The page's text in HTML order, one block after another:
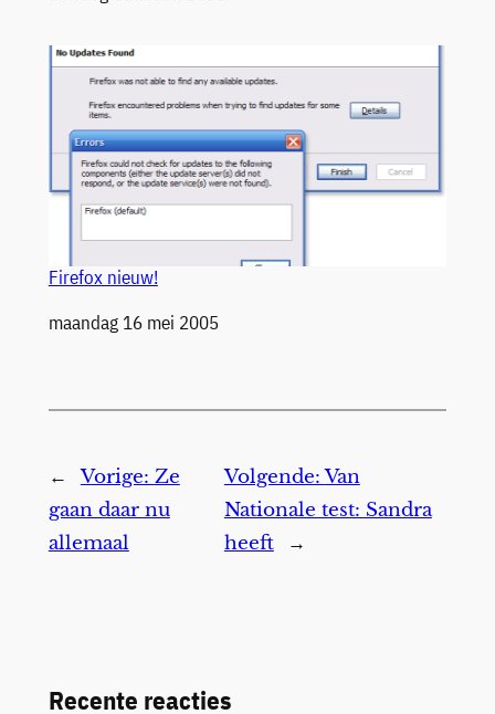
Firefox nieuw!
Datum
maandag 16 mei 2005
← Vorige: Ze
gaan daar nu
allemaal
Volgende:Van
Nationale test: Sandra
heeft
→
Recente reacties